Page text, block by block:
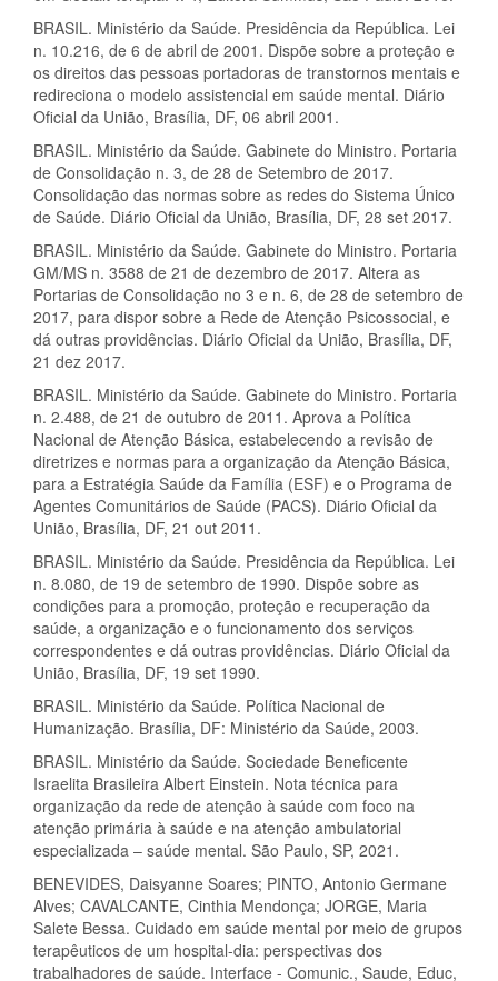
BRASIL. Ministério da Saúde. Presidência da República. Lei
n. 10.216, de 6 de abril de 2001. Dispõe sobre a proteção e
os direitos das pessoas portadoras de transtornos mentais e
redireciona o modelo assistencial em saúde mental. Diário
Oficial da União, Brasília, DF, 06 abril 2001.
BRASIL. Ministério da Saúde. Gabinete do Ministro. Portaria
de Consolidação n. 3, de 28 de Setembro de 2017.
Consolidação das normas sobre as redes do Sistema Único
de Saúde. Diário Oficial da União, Brasília, DF, 28 set 2017.
BRASIL. Ministério da Saúde. Gabinete do Ministro. Portaria
GM/MS n. 3588 de 21 de dezembro de 2017. Altera as
Portarias de Consolidação no 3 e n. 6, de 28 de setembro de
2017, para dispor sobre a Rede de Atenção Psicossocial, e
dá outras providências. Diário Oficial da União, Brasília, DF,
21 dez 2017.
BRASIL. Ministério da Saúde. Gabinete do Ministro. Portaria
n. 2.488, de 21 de outubro de 2011. Aprova a Política
Nacional de Atenção Básica, estabelecendo a revisão de
diretrizes e normas para a organização da Atenção Básica,
para a Estratégia Saúde da Família (ESF) e o Programa de
Agentes Comunitários de Saúde (PACS). Diário Oficial da
União, Brasília, DF, 21 out 2011.
BRASIL. Ministério da Saúde. Presidência da República. Lei
n. 8.080, de 19 de setembro de 1990. Dispõe sobre as
condições para a promoção, proteção e recuperação da
saúde, a organização e o funcionamento dos serviços
correspondentes e dá outras providências. Diário Oficial da
União, Brasília, DF, 19 set 1990.
BRASIL. Ministério da Saúde. Política Nacional de
Humanização. Brasília, DF: Ministério da Saúde, 2003.
BRASIL. Ministério da Saúde. Sociedade Beneficente
Israelita Brasileira Albert Einstein. Nota técnica para
organização da rede de atenção à saúde com foco na
atenção primária à saúde e na atenção ambulatorial
especializada – saúde mental. São Paulo, SP, 2021.
BENEVIDES, Daisyanne Soares; PINTO, Antonio Germane
Alves; CAVALCANTE, Cinthia Mendonça; JORGE, Maria
Salete Bessa. Cuidado em saúde mental por meio de grupos
terapêuticos de um hospital-dia: perspectivas dos
trabalhadores de saúde. Interface - Comunic., Saude, Educ,